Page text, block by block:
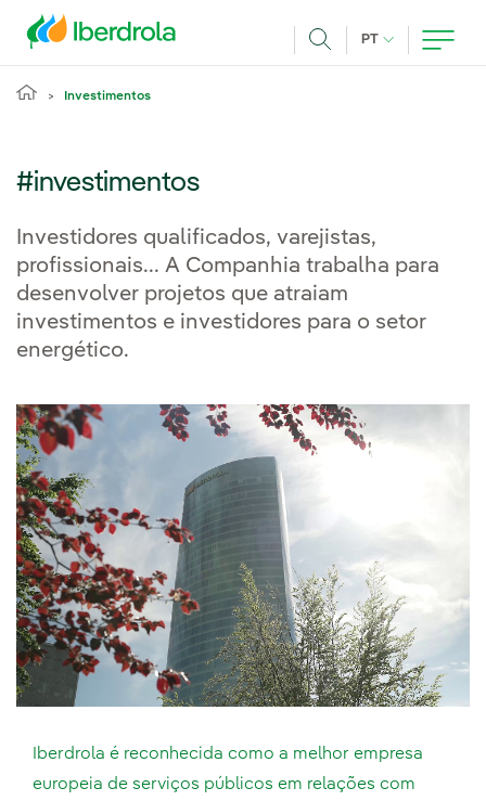
PT IDIOMA ATUAL,
Investimentos
#investimentos
Investidores qualificados, varejistas,
profissionais... A Companhia trabalha para
desenvolver projetos que atraiam
investimentos e investidores para o setor
energético.
Iberdrola é reconhecida como a melhor empresa
europeia de serviços públicos em relações com